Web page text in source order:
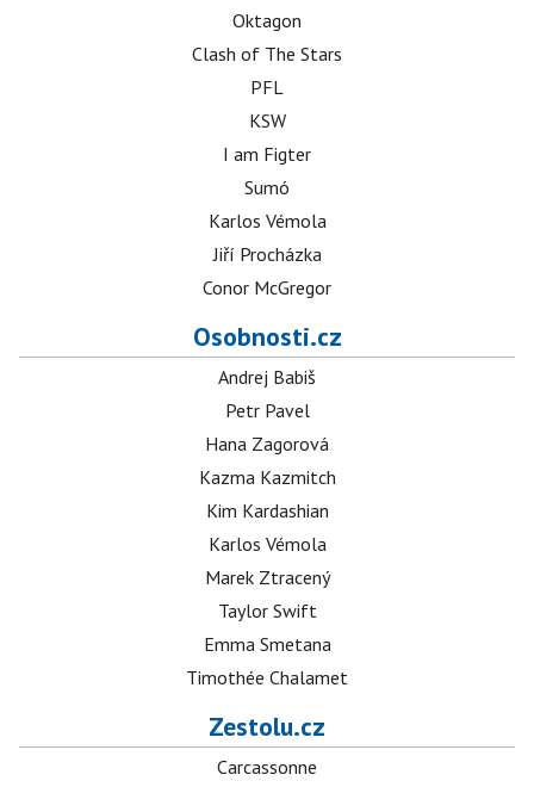
Oktagon
Clash of The Stars
PFL
KSW
I am Figter
Sumó
Karlos Vémola
Jiří Procházka
Conor McGregor
Osobnosti.cz
Andrej Babiš
Petr Pavel
Hana Zagorová
Kazma Kazmitch
Kim Kardashian
Karlos Vémola
Marek Ztracený
Taylor Swift
Emma Smetana
Timothée Chalamet
Zestolu.cz
Carcassonne